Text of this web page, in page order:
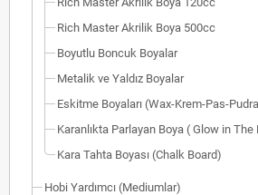
Rich Master Akrilik Boya 500cc
Boyutlu Boncuk Boyalar
Metalik ve Yaldız Boyalar
Eskitme Boyaları (Wax-Krem-Pas-
Karanlıkta Parlayan Boya ( Glow in The
Kara Tahta Boyası (Chalk Board)
Hobi Yardımcı (Mediumlar)